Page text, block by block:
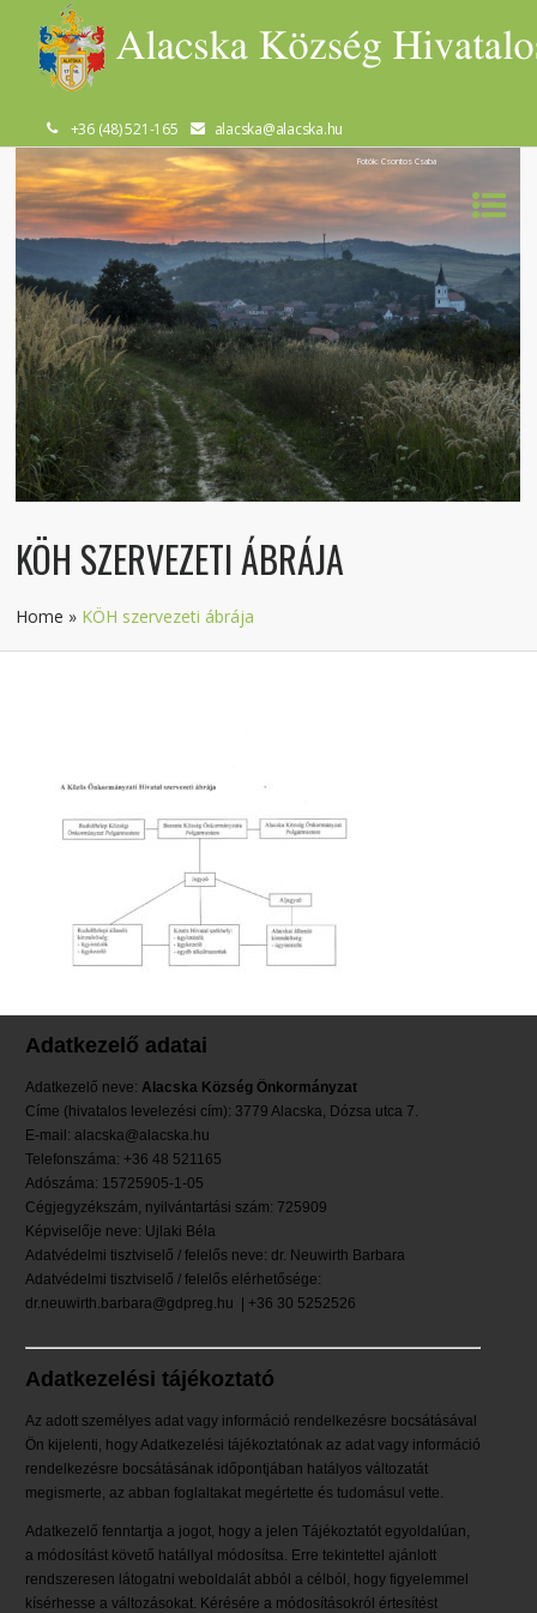
+36 (48) 521-165 alacska@alacska.hu
Fotók: Csontos Csaba
KÖH SZERVEZETI ÁBRÁJA
Home » KÖH szervezeti ábrája